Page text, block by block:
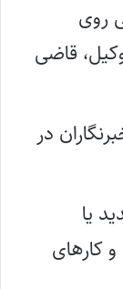
روی
قاضی
در
یا
کارهای